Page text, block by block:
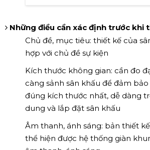
Những điều cần xác định trước khi
Chủ đề, mục tiêu: thiết kế của
hợp với chủ đề sự kiện
Kích thước không gian: cần đo
càng sảnh sân khấu để đảm
đúng kích thước nhất, dễ dàng
dung và lắp đặt sân khấu
Âm thanh, ánh sáng: bản thiết
thể hiện được hệ thống giàn